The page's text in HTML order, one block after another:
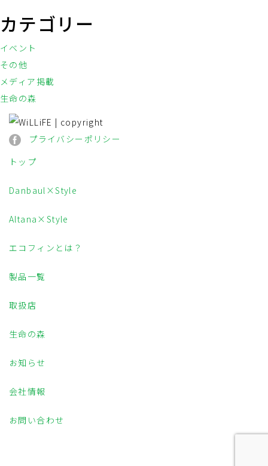
カテゴリー
イベント
その他
メディア掲載
生命の森
プライバシーポリシー
トップ
Danbaul×Style
Altana×Style
エコフィンとは？
製品一覧
取扱店
生命の森
お知らせ
会社情報
お問い合わせ